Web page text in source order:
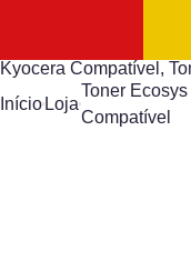
Kyocera Compatível ,
Início Loja
Toner
Compatível